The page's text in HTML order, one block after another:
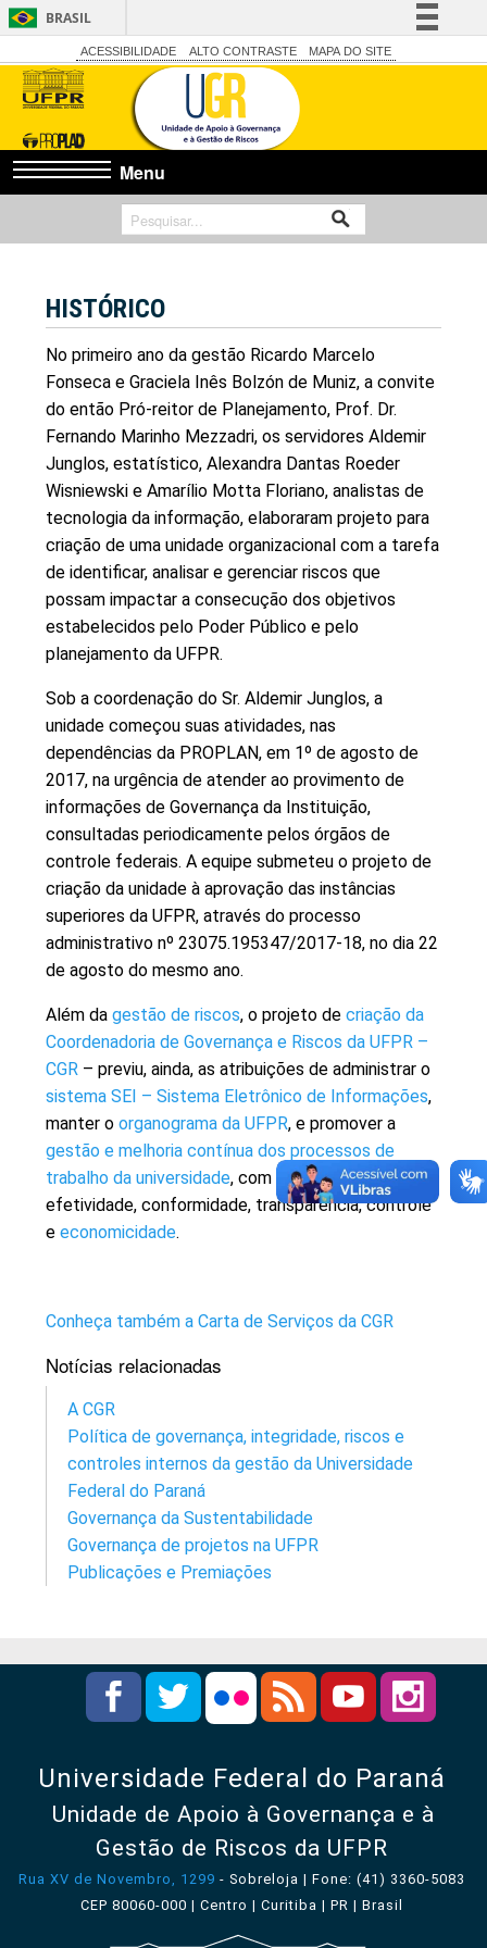
BRASIL
Simplifique!
Acesso à informação
Canais
ACESSIBILIDADE ALTO CONTRASTE MAPA DO SITE
Menu
HISTÓRICO
No primeiro ano da gestão Ricardo Marcelo
Fonseca e Graciela Inês Bolzón de Muniz, a convite
do então Pró-reitor de Planejamento, Prof. Dr.
Fernando Marinho Mezzadri, os servidores Aldemir
Junglos, estatístico, Alexandra Dantas Roeder
Wisniewski e Amarílio Motta Floriano, analistas de
tecnologia da informação, elaboraram projeto para
criação de uma unidade organizacional com a tarefa
de identificar, analisar e gerenciar riscos que
possam impactar a consecução dos objetivos
estabelecidos pelo Poder Público e pelo
planejamento da UFPR.
Sob a coordenação do Sr. Aldemir Junglos, a
unidade começou suas atividades, nas
dependências da PROPLAN, em 1º de agosto de
2017, na urgência de atender ao provimento de
informações de Governança da Instituição,
consultadas periodicamente pelos órgãos de
controle federais. A equipe submeteu o projeto de
criação da unidade à aprovação das instâncias
superiores da UFPR, através do processo
administrativo nº 23075.195347/2017-18, no dia 22
de agosto do mesmo ano.
Além da gestão de riscos, o projeto de criação da
Coordenadoria de Governança e Riscos da UFPR –
CGR – previu, ainda, as atribuições de administrar o
sistema SEI – Sistema Eletrônico de Informações,
manter o organograma da UFPR, e promover a
gestão e melhoria contínua dos processos de
trabalho da universidade, com vistas à celeridade,
efetividade, conformidade, transparência, controle
e economicidade.
Conheça também a Carta de Serviços da CGR
Notícias relacionadas
A CGR
Política de governança, integridade, riscos e
controles internos da gestão da Universidade
Federal do Paraná
Governança da Sustentabilidade
Governança de projetos na UFPR
Publicações e Premiações
Universidade Federal do Paraná
Unidade de Apoio à Governança e à
Gestão de Riscos da UFPR
Rua XV de Novembro, 1299 - Sobreloja | Fone: (41) 3360-5083
CEP 80060-000 | Centro | Curitiba | PR | Brasil